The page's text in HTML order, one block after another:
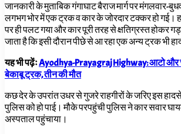
जानकारी के मुताबिक गंगाघाट बैराज मार्ग पर मंगलवार-
लगभग भोर में एक ट्रक व कार के जोरदार टक्कर हो
पर ही पलट गया और कार पूरी तरह से क्षतिग्रस्त होकर
जाता है कि इसी दौरान पीछे से आ रहा एक अन्य ट्रक भी
यह भी पढ़ेंःAyodhya-Prayagraj Highway: आटो और
बेकाबू ट्रक, तीन की मौत
कछ देर के उपरांत उधर से गुजरे राहगीरों के जरिए इस
पुलिस को हो पाई। मौके परपहुंची पुलिस ने कार सवार
अस्पताल पहुंचाया।